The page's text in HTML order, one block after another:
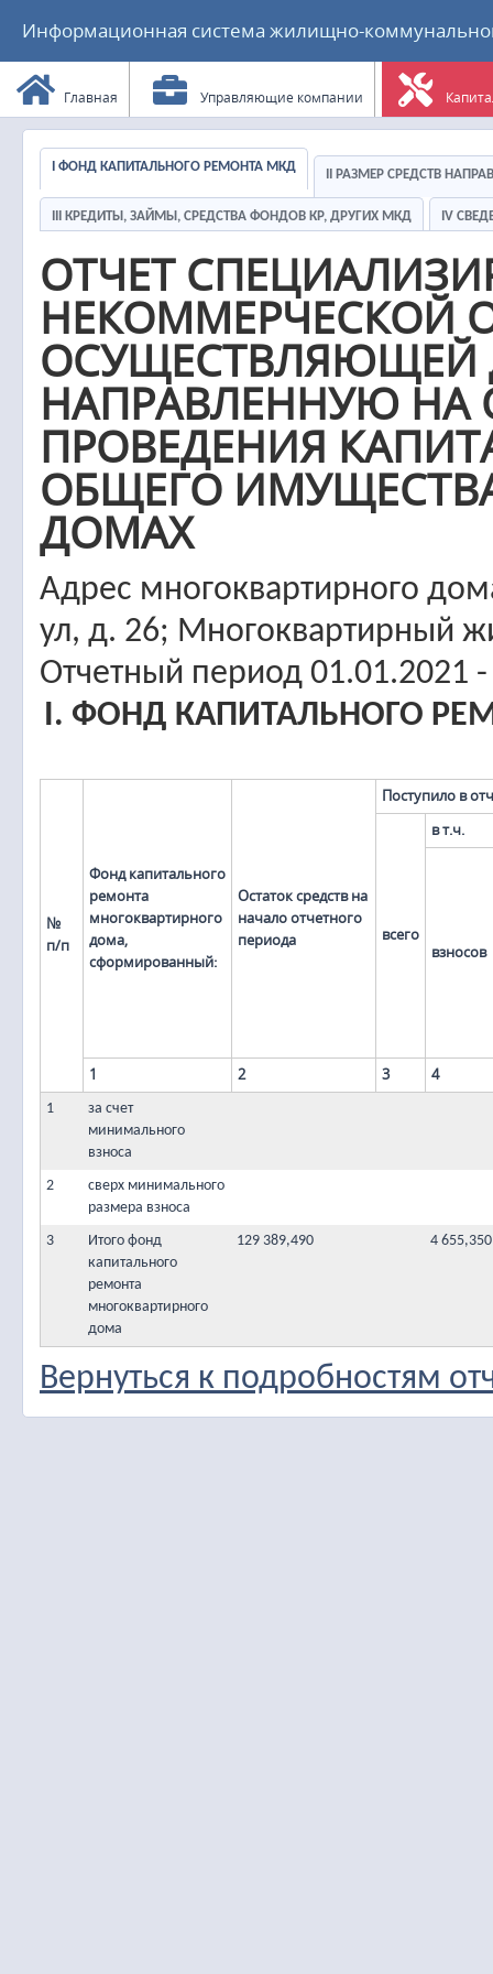
Информационная система жилищно-
Главная Управляющие компании
I ФОНД КАПИТАЛЬНОГО РЕМОНТА МКД
II РАЗМЕР СРЕДСТВ
III КРЕДИТЫ, ЗАЙМЫ, СРЕДСТВА ФОНДОВ КР, ДРУГИХ МКД IV
ОТЧЕТ
НЕКОММЕРЧЕСКОЙ
ОСУЩЕСТВЛЯЮЩЕЙ
НАПРАВЛЕННУЮ НА
ПРОВЕДЕНИЯ
ОБЩЕГО
ДОМАХ
Адрес многоквартирного
ул, д. 26; Многоквартирный
Отчетный период 01.01.2021
I. ФОНД КАПИТАЛЬНОГО
№
п/п
Фонд капитального
ремонта
многоквартирного
дома,
сформированный:
Остаток средств на
начало отчетного
периода
Поступило в
всего
в т.ч.
взносов
1 2 3 4
1
за счет
минимального
взноса
2
сверх минимального
размера взноса
3
Итого фонд
капитального
ремонта
многоквартирного
дома
129 389,490 4 655,350
Вернуться к подробностям